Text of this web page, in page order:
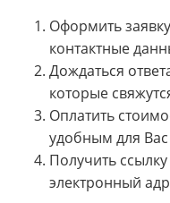
Оформить
контактные
Дождаться
которые
Оплатить
удобным для
Получить
электронный